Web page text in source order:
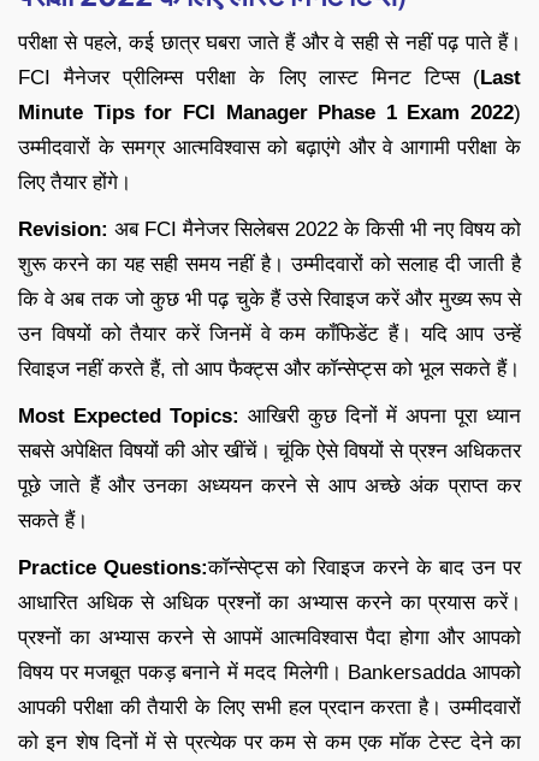
परीक्षा से पहले, कई छात्र घबरा जाते हैं और वे सही से नहीं पढ़ पाते हैं।
FCI मैनेजर प्रीलिम्स परीक्षा के लिए लास्ट मिनट टिप्स (Last
Minute Tips for FCI Manager Phase 1 Exam 2022)
उम्मीदवारों के समग्र आत्मविश्वास को बढ़ाएंगे और वे आगामी परीक्षा के
लिए तैयार होंगे।
Revision: अब FCI मैनेजर सिलेबस 2022 के किसी भी नए विषय को
शुरू करने का यह सही समय नहीं है। उम्मीदवारों को सलाह दी जाती है
कि वे अब तक जो कुछ भी पढ़ चुके हैं उसे रिवाइज करें और मुख्य रूप से
उन विषयों को तैयार करें जिनमें वे कम कॉंफिडेंट हैं। यदि आप उन्हें
रिवाइज नहीं करते हैं, तो आप फैक्ट्स और कॉन्सेप्ट्स को भूल सकते हैं।
Most Expected Topics: आखिरी कुछ दिनों में अपना पूरा ध्यान
सबसे अपेक्षित विषयों की ओर खींचें। चूंकि ऐसे विषयों से प्रश्न अधिकतर
पूछे जाते हैं और उनका अध्ययन करने से आप अच्छे अंक प्राप्त कर
सकते हैं।
Practice Questions:कॉन्सेप्ट्स को रिवाइज करने के बाद उन पर
आधारित अधिक से अधिक प्रश्नों का अभ्यास करने का प्रयास करें।
प्रश्नों का अभ्यास करने से आपमें आत्मविश्वास पैदा होगा और आपको
विषय पर मजबूत पकड़ बनाने में मदद मिलेगी। Bankersadda आपको
आपकी परीक्षा की तैयारी के लिए सभी हल प्रदान करता है। उम्मीदवारों
को इन शेष दिनों में से प्रत्येक पर कम से कम एक मॉक टेस्ट देने का